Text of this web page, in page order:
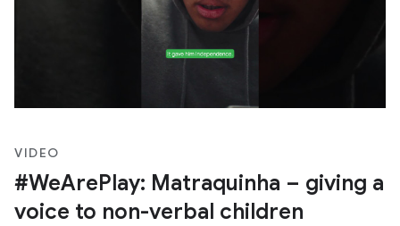
VIDEO
#WeArePlay: Matraquinha – giving a
voice to non-verbal children